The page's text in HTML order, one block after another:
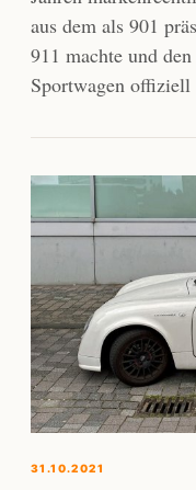
aus dem als 901
911 machte und
Sportwagen
31.10.2021